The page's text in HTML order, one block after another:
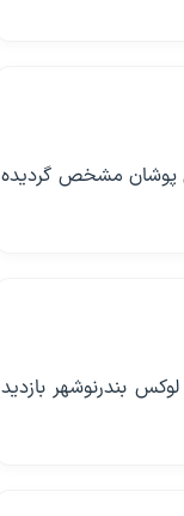
ها انجام شده و خودروی 5 نفر از ملی پوشان مشخص گردیده
بندرنوشهر بازدید